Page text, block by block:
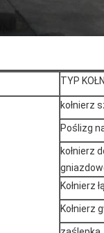
TYP
kołnierz
Poślizg
kołnierz
Kołnierz
Kołnierz